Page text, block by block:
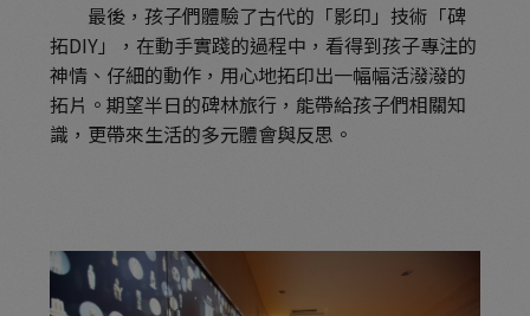
最後，孩子們體驗了古代的「影印」技術「碑
拓DIY」，在動手實踐的過程中，看得到孩子專注的
神情、仔細的動作，用心地拓印出一幅幅活潑潑的
拓片。期望半日的碑林旅行，能帶給孩子們相關知
識，更帶來生活的多元體會與反思。